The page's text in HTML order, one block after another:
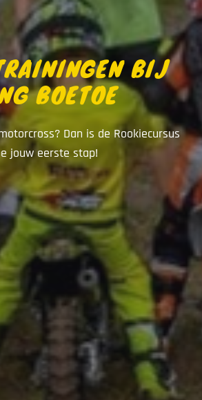
BIJ
BOETOE
Dan is de Rookiecursus
jouw eerste stap!